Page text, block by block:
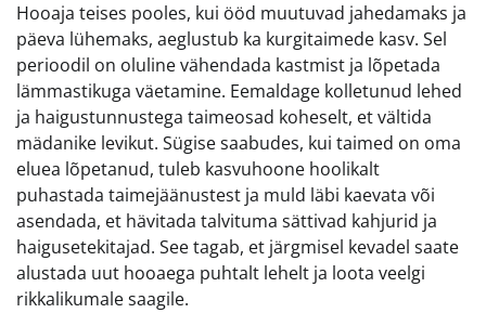
Hooaja teises pooles, kui ööd muutuvad jahedamaks ja
päeva lühemaks, aeglustub ka kurgitaimede kasv. Sel
perioodil on oluline vähendada kastmist ja lõpetada
lämmastikuga väetamine. Eemaldage kolletunud lehed
ja haigustunnustega taimeosad koheselt, et vältida
mädanike levikut. Sügise saabudes, kui taimed on oma
eluea lõpetanud, tuleb kasvuhoone hoolikalt
puhastada taimejäänustest ja muld läbi kaevata või
asendada, et hävitada talvituma sättivad kahjurid ja
haigusetekitajad. See tagab, et järgmisel kevadel saate
alustada uut hooaega puhtalt lehelt ja loota veelgi
rikkalikumale saagile.